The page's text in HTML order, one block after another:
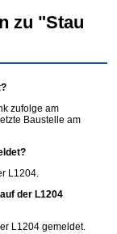
zu "Stau
zufolge am
Baustelle am
L1204.
der L1204
L1204 gemeldet.